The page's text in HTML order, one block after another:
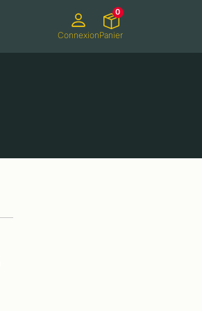
ConnexionPanier
0